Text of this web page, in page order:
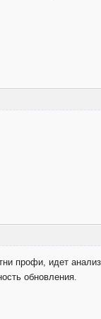
профи, идет
обновления.